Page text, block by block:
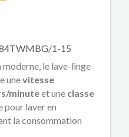
1-15
le lave-linge
unevitesse
minuteet une classe
pour laver en
la consommation